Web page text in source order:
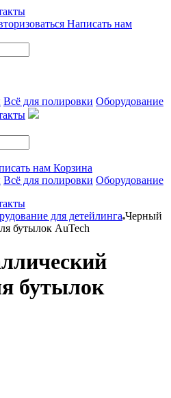
Написать нам
Всё для полировки Оборудование
нам Корзина
Всё для полировки Оборудование
для детейлинга Черный
бутылок AuTech
бутылок